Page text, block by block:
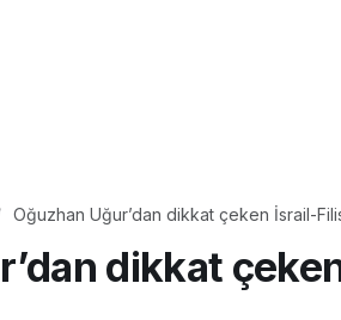
Oğuzhan Uğur’dan dikkat çeken İsrail-
dikkat